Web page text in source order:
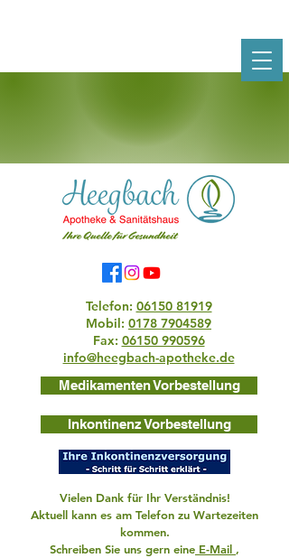
Telefon: 06150 81919
Mobil: 0178 7904589
Fax: 06150 990596
info@heegbach-apotheke.de
Medikamenten Vorbestellung
Inkontinenz Vorbestellung
Vielen Dank für Ihr Verständnis!
Aktuell kann es am Telefon zu Wartezeiten
kommen.
Schreiben Sie uns gern eine E-Mail ,